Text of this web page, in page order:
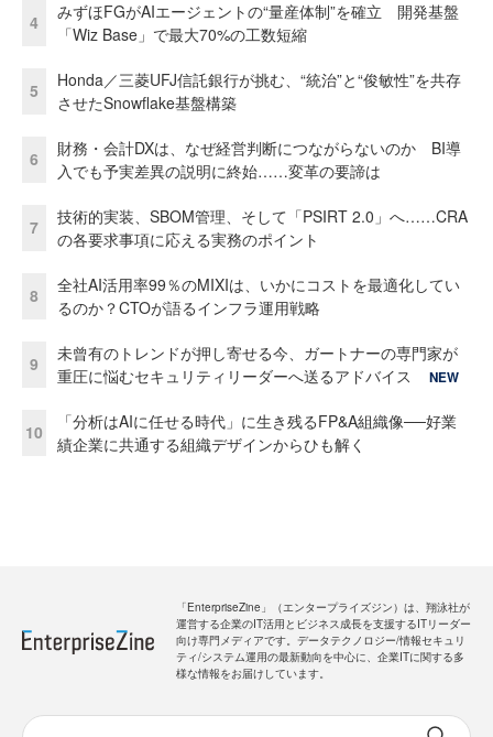
4
みずほFGがAIエージェントの“量産体制”を確立 開発基盤
「Wiz Base」で最大70%の工数短縮
5
Honda／三菱UFJ信託銀行が挑む、“統治”と“俊敏性”を共存
させたSnowflake基盤構築
6
財務・会計DXは、なぜ経営判断につながらないのか BI導
入でも予実差異の説明に終始……変革の要諦は
7
技術的実装、SBOM管理、そして「PSIRT 2.0」へ……CRA
の各要求事項に応える実務のポイント
8
全社AI活用率99％のMIXIは、いかにコストを最適化してい
るのか？CTOが語るインフラ運用戦略
9
未曾有のトレンドが押し寄せる今、ガートナーの専門家が
重圧に悩むセキュリティリーダーへ送るアドバイス
NEW
10
「分析はAIに任せる時代」に生き残るFP&A組織像──好業
績企業に共通する組織デザインからひも解く
「EnterpriseZine」（エンタープライズジン）は、翔泳社が
運営する企業のIT活用とビジネス成長を支援するITリーダー
向け専門メディアです。データテクノロジー/情報セキュリ
ティ/システム運用の最新動向を中心に、企業ITに関する多
様な情報をお届けしています。